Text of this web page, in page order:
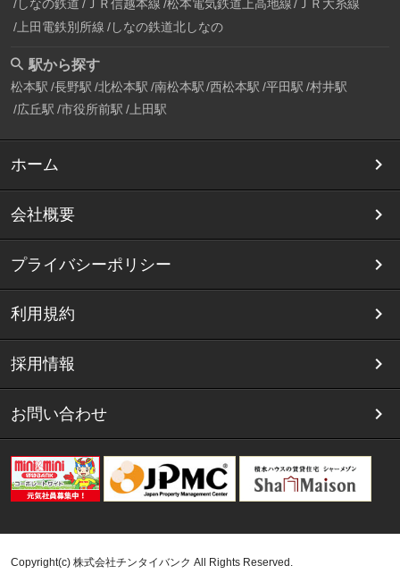
しなの鉄道 ＪＲ信越本線 松本電気鉄道上高地線
ＪＲ大糸線
上田電鉄別所線 しなの鉄道北しなの
駅から探す
松本駅 長野駅 北松本駅 南松本駅 西松本駅 平田駅 村井駅
広丘駅 市役所前駅 上田駅
ホーム
会社概要
プライバシーポリシー
利用規約
採用情報
お問い合わせ
Copyright(c) 株式会社チンタイバンク All Rights Reserved.